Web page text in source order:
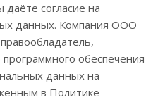
согласие на
данных. Компания ООО
обеспечения
данных на
в Политике